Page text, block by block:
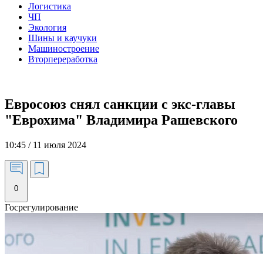
Логистика
ЧП
Экология
Шины и каучуки
Машиностроение
Вторпереработка
Евросоюз снял санкции с экс-главы
"Еврохима" Владимира Рашевского
10:45 / 11 июля 2024
0